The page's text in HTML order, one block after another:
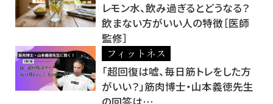
レモン水、飲み過ぎるとどうなる？
飲まない方がいい人の特徴［医師
監修］
フィットネス
「超回復は嘘、毎日筋トレをした方
がいい？」筋肉博士・山本義徳先生